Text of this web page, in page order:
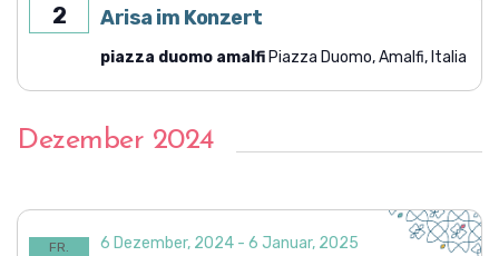
2 Arisa im Konzert
piazza duomo amalfi Piazza Duomo, Amalfi, Italia
Dezember 2024
FR. 6 Dezember, 2024 - 6 Januar, 2025